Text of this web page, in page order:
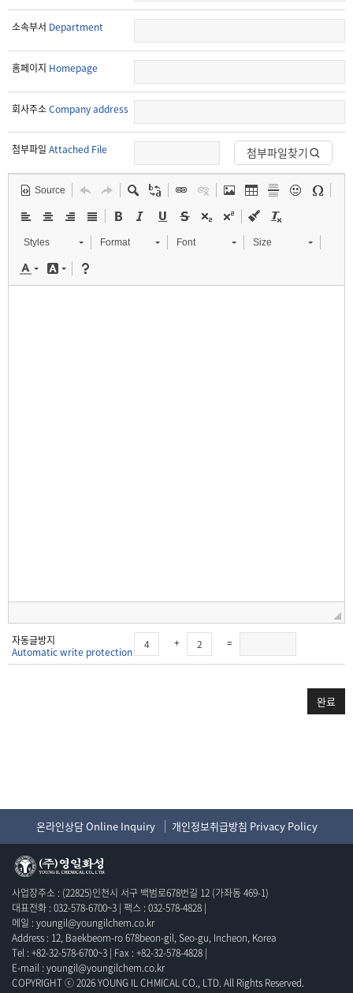
소속부서 Department
홈페이지 Homepage
회사주소Company address
첨부파일 Attached File 첨부파일찾기
Source
Styles Format Font Size
자동글방지
Automatic write protection
+ =
완료
온라인상담 Online Inquiry 개인정보취급방침 Privacy Policy
사업장주소 : (22825)인천시 서구 백범로678번길 12 (가좌동 469-1)
대표전화 : 032-578-6700~3 | 팩스 : 032-578-4828 |
메일 : youngil@youngilchem.co.kr
Address : 12, Baekbeom-ro 678beon-gil, Seo-gu, Incheon, Korea
Tel : +82-32-578-6700~3 | Fax : +82-32-578-4828 |
E-mail : youngil@youngilchem.co.kr
COPYRIGHT ⓒ 2026 YOUNG IL CHMICAL CO., LTD. All Rights Reserved.